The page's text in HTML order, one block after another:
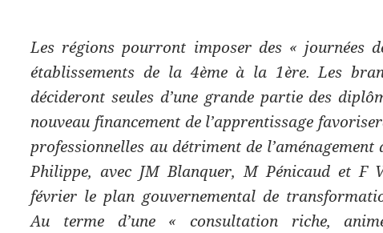
Les régions pourront imposer des « journées
établissements de la 4ème à la 1ère. Les
décideront seules d’une grande partie des
nouveau financement de l’apprentissage
professionnelles au détriment de
Philippe, avec JM Blanquer, M Pénicaud et F
février le plan gouvernemental de
Au terme d’une « consultation riche,